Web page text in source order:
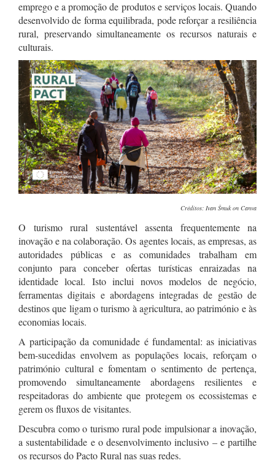
emprego e a promoção de produtos e serviços locais. Quando
desenvolvido de forma equilibrada, pode reforçar a resiliência
rural, preservando simultaneamente os recursos naturais e
culturais.
Créditos: Ivan Šmukon Canva
O turismo rural sustentável assenta frequentemente na
inovação e na colaboração. Os agentes locais, as empresas, as
autoridades públicas e as comunidades trabalham em
conjunto para conceber ofertas turísticas enraizadas na
identidade local. Isto inclui novos modelos de negócio,
ferramentas digitais e abordagens integradas de gestão de
destinos que ligam o turismo à agricultura, ao património e às
economias locais.
A participação da comunidade é fundamental: as iniciativas
bem-sucedidas envolvem as populações locais, reforçam o
património cultural e fomentam o sentimento de pertença,
promovendo simultaneamente abordagens resilientes e
respeitadoras do ambiente que protegem os ecossistemas e
gerem os fluxos de visitantes.
Descubra como o turismo rural pode impulsionar a inovação,
a sustentabilidade e o desenvolvimento inclusivo – e partilhe
os recursos do Pacto Rural nas suas redes.